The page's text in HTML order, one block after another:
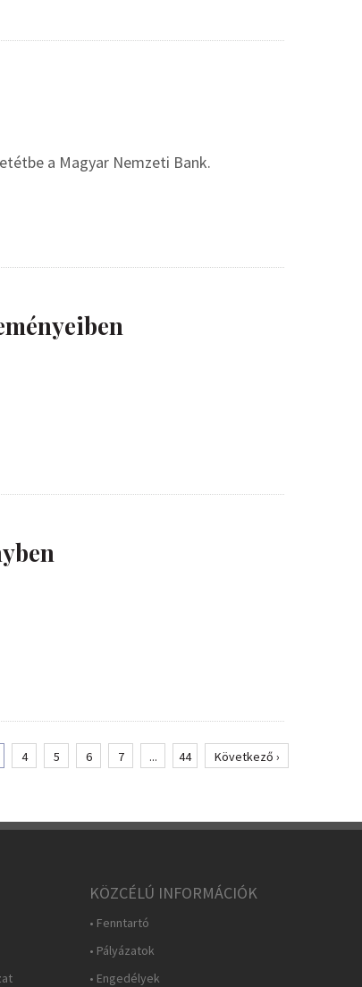
a Magyar Nemzeti Bank.
4 5 6 7 ... 44 Következő ›
KÖZCÉLÚ INFORMÁCIÓK
• Fenntartó
• Pályázatok
• Engedélyek